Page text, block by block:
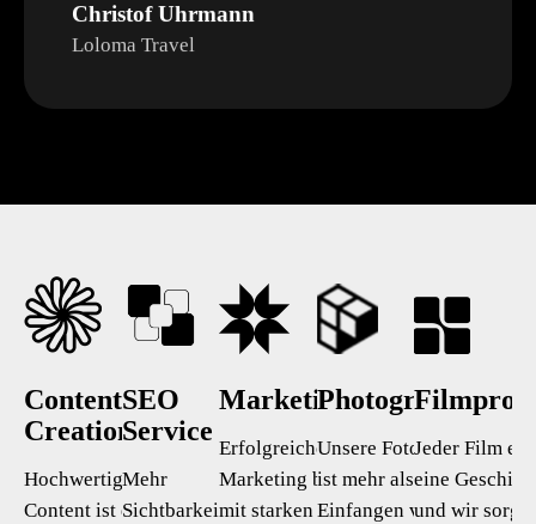
Christof Uhrmann
Loloma Travel
Content
Creation
Hochwertiger
Content ist der
SEO
Service
Mehr
Sichtbarkeit,
Marketing
Erfolgreiches
Marketing beginnt
mit starken
Photography
Unsere Fotografie
ist mehr als nur das
Einfangen von
Jeder Film
eine
und wir